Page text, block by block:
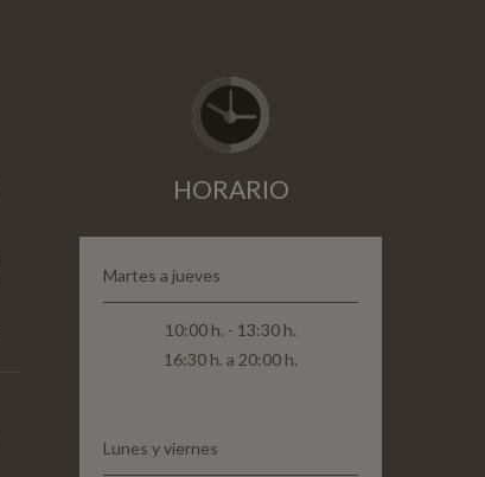
HORARIO
Martes a jueves
10:00 h. - 13:30 h.
16:30 h. a 20:00 h.
Lunes y viernes